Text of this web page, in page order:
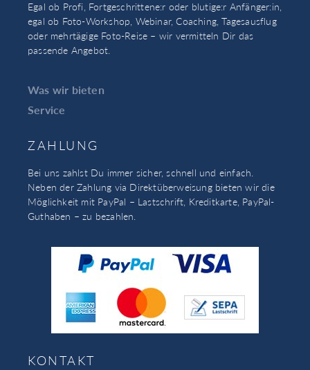
Egal ob Profi, Fortgeschrittene:r oder blutige:r Anfänger:in,
egal ob Foto-Workshop, Webinar, Coaching, Tagesausflug
oder mehrtägige Foto-Reise – wir vermitteln Dir das
passende Angebot.
Was wir bieten
Service
ZAHLUNG
Bei uns zahlst Du immer sicher, schnell und einfach.
Neben der Zahlung via Direktüberweisung bieten wir die
Möglichkeit mit PayPal – Lastschrift, Kreditkarte, PayPal-
Guthaben – zu bezahlen.
KONTAKT